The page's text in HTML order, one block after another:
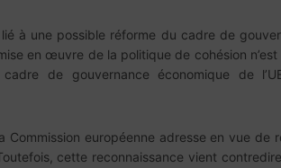
à une possible réforme du cadre de
en œuvre de la politique de cohésion
de gouvernance économique de
Commission européenne adresse en vue
cette reconnaissance vient